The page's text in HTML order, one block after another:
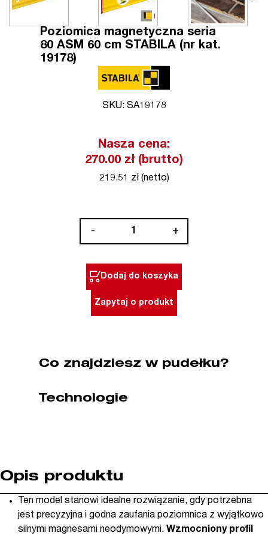
Poziomica magnetyczna seria
80 ASM 60 cm STABILA (nr kat.
19178)
SKU: SA19178
Nasza cena:
270.00 zł (brutto)
219.51 zł (netto)
-
seria
80
ASM
kat.
+
Dodaj do koszyka
Zapytaj o produkt
Co znajdziesz w pudełku?
Technologie
Opis produktu
Ten model stanowi idealne rozwiązanie, gdy potrzebna
jest precyzyjna i godna zaufania poziomnica z wyjątkowo
silnymi magnesami neodymowymi. Wzmocniony profil